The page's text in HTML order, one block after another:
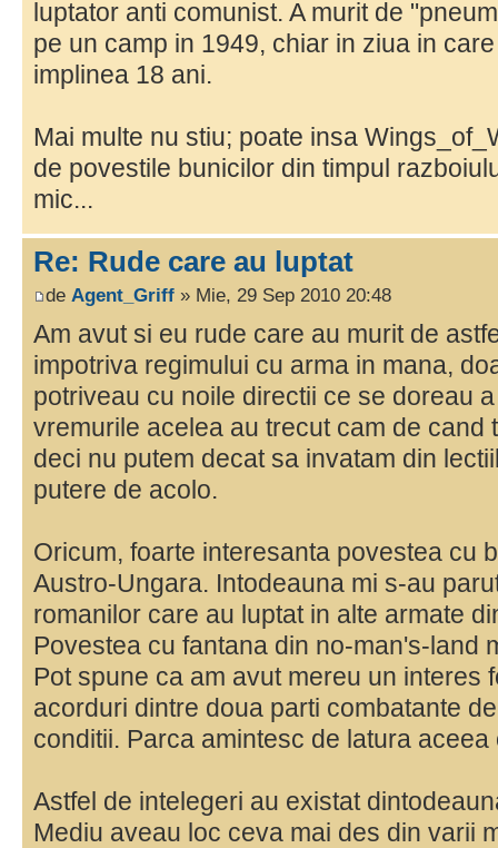
luptator anti comunist. A murit de
pe un camp in 1949, chiar in ziua in
implinea 18 ani.
Mai multe nu stiu; poate insa
de povestile bunicilor din timpul
mic...
Re: Rude care au luptat
de Agent_Griff » Mie, 29 Sep 2010 20:48
Am avut si eu rude care au murit de
impotriva regimului cu arma in mana,
potriveau cu noile directii ce se doreau
vremurile acelea au trecut cam de cand
deci nu putem decat sa invatam din
putere de acolo.
Oricum, foarte interesanta povestea cu
Austro-Ungara. Intodeauna mi s-au
romanilor care au luptat in alte armate
Povestea cu fantana din no-man's-land
Pot spune ca am avut mereu un interes
acorduri dintre doua parti combatante
conditii. Parca amintesc de latura
Astfel de intelegeri au existat
Mediu aveau loc ceva mai des din varii